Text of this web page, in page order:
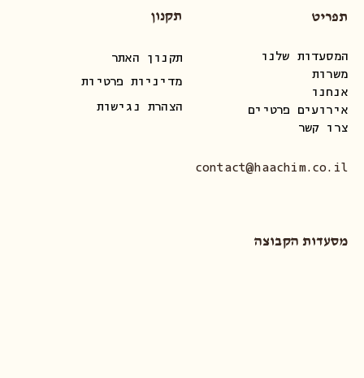
תפריט
המסעדות שלנו
משרות
אנחנו
אירועים פרטיים
צרו קשר
תקנון
תקנון האתר
מדיניות פרטיות
הצהרת נגישות
contact@haachim.co.il
מסעדות הקבוצה